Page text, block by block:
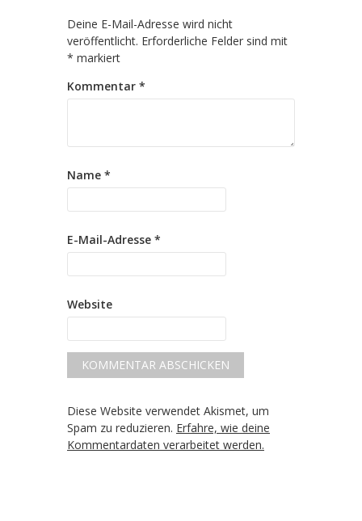
Deine E-Mail-Adresse wird nicht
veröffentlicht. Erforderliche Felder sind mit
* markiert
Kommentar *
Name *
E-Mail-Adresse *
Website
Diese Website verwendet Akismet, um
Spam zu reduzieren. Erfahre, wie deine
Kommentardaten verarbeitet werden.